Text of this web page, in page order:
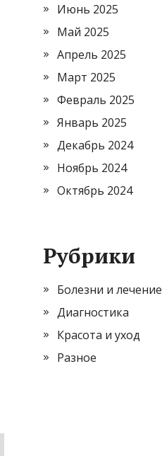
Июнь 2025
Май 2025
Апрель 2025
Март 2025
Февраль 2025
Январь 2025
Декабрь 2024
Ноябрь 2024
Октябрь 2024
Рубрики
Болезни и лечение
Диагностика
Красота и уход
Разное